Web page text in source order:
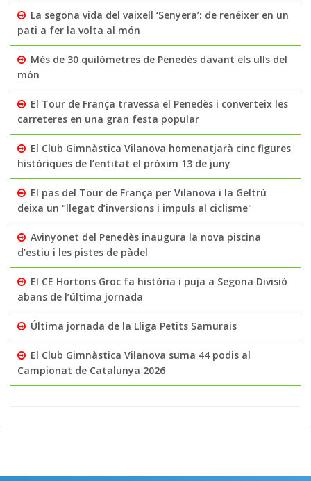
La segona vida del vaixell ‘Senyera’: de renéixer en un
pati a fer la volta al món
Més de 30 quilòmetres de Penedès davant els ulls del
món
El Tour de França travessa el Penedès i converteix les
carreteres en una gran festa popular
El Club Gimnàstica Vilanova homenatjarà cinc figures
històriques de l’entitat el pròxim 13 de juny
El pas del Tour de França per Vilanova i la Geltrú
deixa un "llegat d’inversions i impuls al ciclisme"
Avinyonet del Penedès inaugura la nova piscina
d’estiu i les pistes de pàdel
El CE Hortons Groc fa història i puja a Segona Divisió
abans de l’última jornada
Última jornada de la Lliga Petits Samurais
El Club Gimnàstica Vilanova suma 44 podis al
Campionat de Catalunya 2026